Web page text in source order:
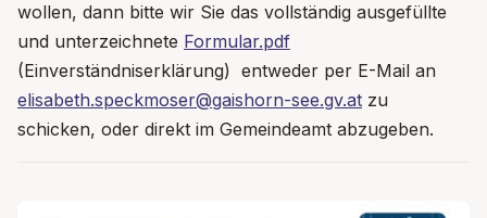
wollen, dann bitte wir Sie das vollständig ausgefüllte
und unterzeichnete Formular.pdf
(Einverständniserklärung) entweder per E-Mail an
elisabeth.speckmoser@gaishorn-see.gv.at zu
schicken, oder direkt im Gemeindeamt abzugeben.